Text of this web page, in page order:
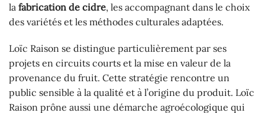
la fabrication de cidre, les accompagnant dans le choix
des variétés et les méthodes culturales adaptées.
Loïc Raison se distingue particulièrement par ses
projets en circuits courts et la mise en valeur de la
provenance du fruit. Cette stratégie rencontre un
public sensible à la qualité et à l’origine du produit. Loïc
Raison prône aussi une démarche agroécologique qui